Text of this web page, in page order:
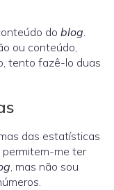
do blog.
ou conteúdo,
tento fazê-lo duas
das estatísticas
permitem-me ter
, mas não sou